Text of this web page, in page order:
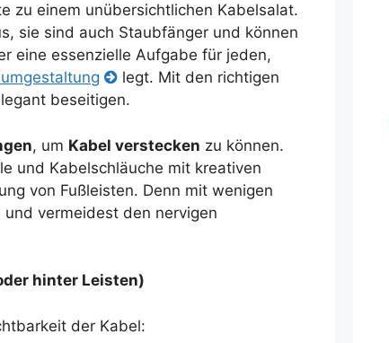
zu einem unübersichtlichen Kabelsalat.
sie sind auch Staubfänger und können
eine essenzielle Aufgabe für jeden,
legt. Mit den richtigen
beseitigen.
, um Kabel verstecken zu können.
und Kabelschläuche mit kreativen
von Fußleisten. Denn mit wenigen
vermeidest den nervigen
hinter Leisten)
der Kabel: